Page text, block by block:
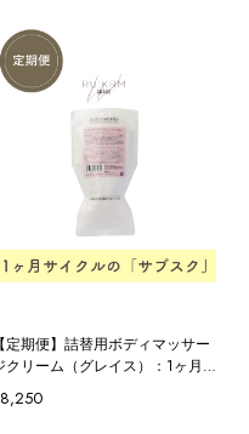
【定期便】詰替用ボディマッサー
クリーム（グレイス）：1ヶ月
イクル